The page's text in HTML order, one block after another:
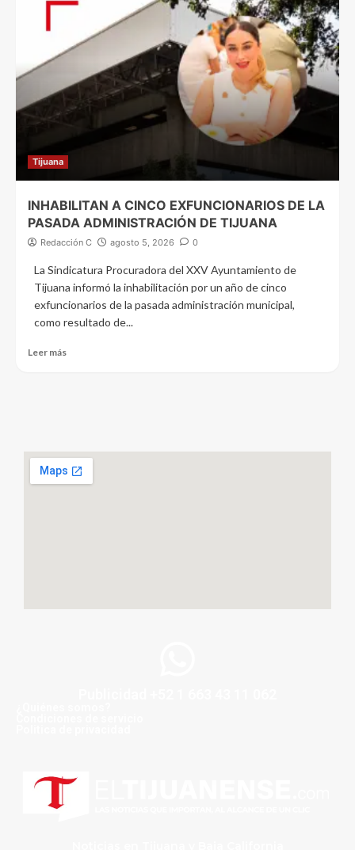
Tijuana
INHABILITAN A CINCO EXFUNCIONARIOS DE LA
PASADA ADMINISTRACIÓN DE TIJUANA
Redacción C agosto 5, 2026 0
La Sindicatura Procuradora del XXV Ayuntamiento de
Tijuana informó la inhabilitación por un año de cinco
exfuncionarios de la pasada administración municipal,
como resultado de...
Leer más